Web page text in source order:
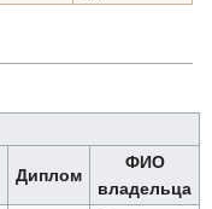
Диплом
ФИО
владельца